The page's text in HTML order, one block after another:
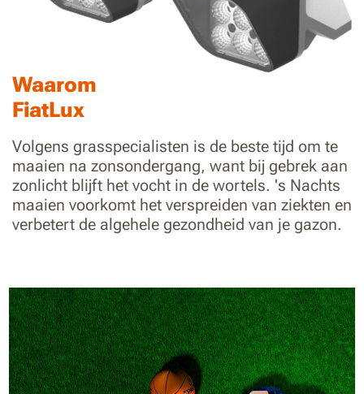
Waarom
FiatLux
Volgens grasspecialisten is de beste tijd om te
maaien na zonsondergang, want bij gebrek aan
zonlicht blijft het vocht in de wortels. 's Nachts
maaien voorkomt het verspreiden van ziekten en
verbetert de algehele gezondheid van je gazon.